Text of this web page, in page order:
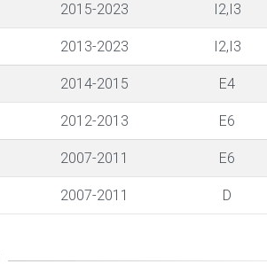
2015-2023 I2,I3
2013-2023 I2,I3
2014-2015 E4
2012-2013 E6
2007-2011 E6
2007-2011 D